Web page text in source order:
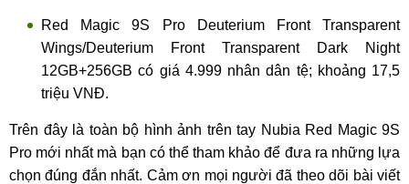
Red Magic 9S Pro Deuterium Front Transparent
Wings/Deuterium Front Transparent Dark Night
12GB+256GB có giá 4.999 nhân dân tệ; khoảng 17,5
triệu VNĐ.
Trên đây là toàn bộ hình ảnh trên tay Nubia Red Magic 9S
Pro mới nhất mà bạn có thể tham khảo để đưa ra những lựa
chọn đúng đắn nhất. Cảm ơn mọi người đã theo dõi bài viết